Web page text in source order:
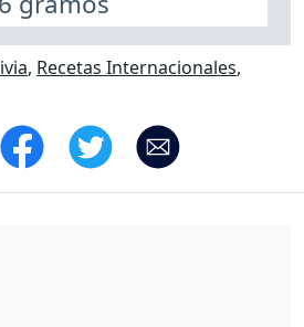
, Recetas Internacionales,